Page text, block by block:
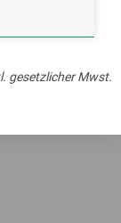
gesetzlicher Mwst.